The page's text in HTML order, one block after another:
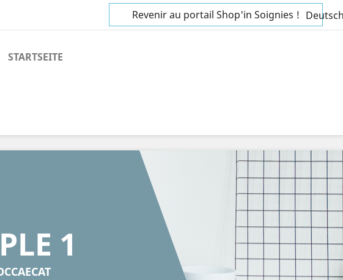
Revenir au portail Shop'in Soignies ! Deutsch
STARTSEITE
1